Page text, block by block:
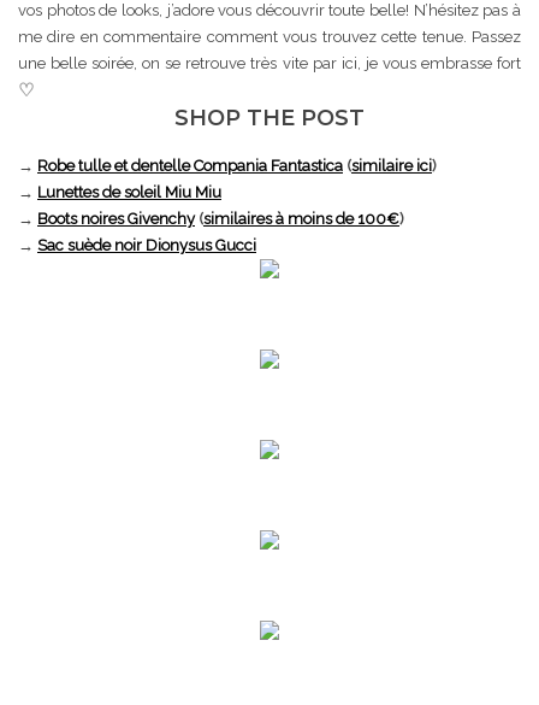
vos photos de looks, j’adore vous découvrir toute belle! N’hésitez pas à
me dire en commentaire comment vous trouvez cette tenue. Passez
une belle soirée, on se retrouve très vite par ici, je vous embrasse fort
♡
SHOP THE POST
→ Robe tulle et dentelle Compania Fantastica (similaire ici)
→ Lunettes de soleil Miu Miu
→ Boots noires Givenchy(similaires à moins de 100€)
→ Sac suède noir Dionysus Gucci